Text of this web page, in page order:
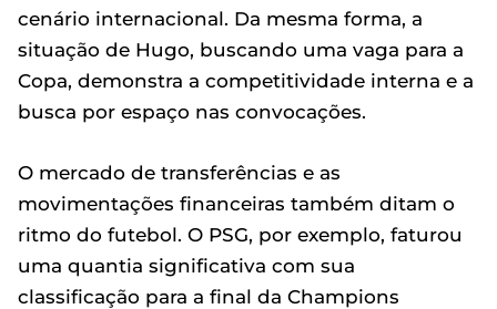
cenário internacional. Da mesma forma, a
situação de Hugo, buscando uma vaga para a
Copa, demonstra a competitividade interna e a
busca por espaço nas convocações.
O mercado de transferências e as
movimentações financeiras também ditam o
ritmo do futebol. O PSG, por exemplo, faturou
uma quantia significativa com sua
classificação para a final da Champions